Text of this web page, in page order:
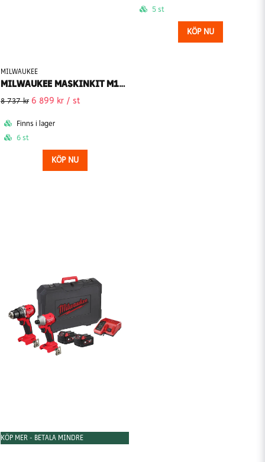
MILWAUKEE
MILWAUKEE MASKINKIT M18 BLPP2B3-502X POWERPACK (Inkl. batteri och laddare)
8 737 kr 6 899 kr / st
Finns i lager
6 st
KÖP NU
5 st
KÖP NU
KÖP MER - BETALA MINDRE